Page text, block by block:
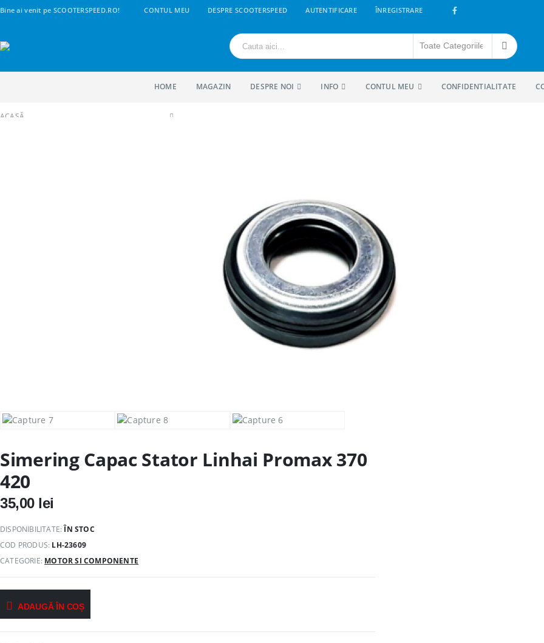
Bine ai venit pe SCOOTERSPEED.RO! CONTUL MEU DESPRE SCOOTERSPEED AUTENTIFICARE ÎNREGISTRARE
HOME MAGAZIN DESPRE NOI INFO CONTUL MEU CONFIDENTIALITATE
ACASĂ
Simering Capac Stator Linhai Promax 370
420
35,00 lei
DISPONIBILITATE:ÎN STOC
COD PRODUS: LH-23609
CATEGORIE: MOTOR SI COMPONENTE
ADAUGĂ ÎN COȘ